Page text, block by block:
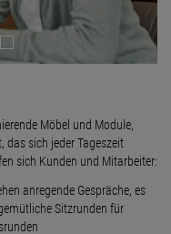
Möbel und Module,
sich jeder Tageszeit
sich Kunden und Mitarbeiter:
anregende Gespräche, es
Sitzrunden für